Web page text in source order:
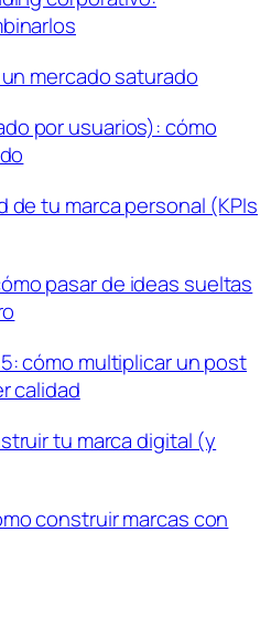
mercado saturado
por usuarios): cómo
de tu marca personal (KPIs
pasar de ideas sueltas
cómo multiplicar un post
calidad
tu marca digital (y
construir marcas con